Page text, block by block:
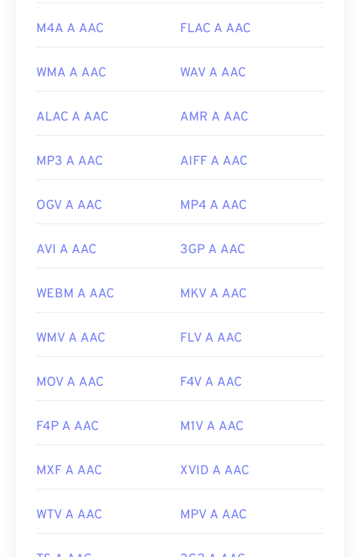
M4A A AAC FLAC A AAC
WMA A AAC WAV A AAC
ALAC A AAC AMR A AAC
MP3 A AAC AIFF A AAC
OGV A AAC MP4 A AAC
AVI A AAC 3GP A AAC
WEBM A AAC MKV A AAC
WMV A AAC FLV A AAC
MOV A AAC F4V A AAC
F4P A AAC M1V A AAC
MXF A AAC XVID A AAC
WTV A AAC MPV A AAC